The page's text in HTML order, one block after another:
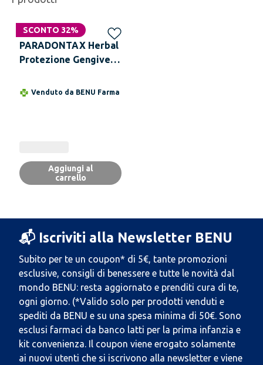
SCONTO 32%
PARADONTAX Herbal
Protezione Gengive
Venduto da BENU Farma
Aggiungi al
carrello
📬 Iscriviti alla Newsletter BENU
Subito per te un coupon* di 5€, tante promozioni
esclusive, consigli di benessere e tutte le novità dal
mondo BENU: resta aggiornato e prenditi cura di te,
ogni giorno. (*Valido solo per prodotti venduti e
spediti da BENU e su una spesa minima di 50€. Sono
esclusi farmaci da banco latti per la prima infanzia e
kit convenienza. Il coupon viene erogato solamente
ai nuovi utenti che si iscrivono alla newsletter e viene